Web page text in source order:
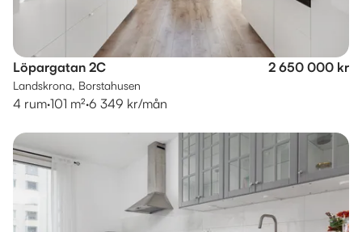
Löpargatan 2C 2 650 000 kr
Landskrona, Borstahusen
4 rum·101 m²·6 349 kr/mån